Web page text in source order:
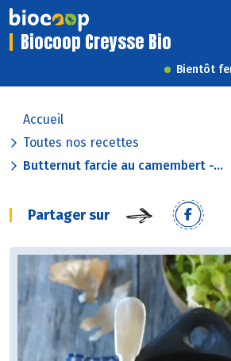
Biocoop Creysse Bio
Bientôt
Accueil
Toutes nos recettes
Butternut farcie au camembert -...
Partager sur